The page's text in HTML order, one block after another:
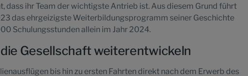
dass ihr Team der wichtigste Antrieb ist. Aus diesem Grund führt
das ehrgeizigste Weiterbildungsprogramm seiner Geschichte
Schulungsstunden allein im Jahr 2024.
Gesellschaft weiterentwickeln
bis hin zu ersten Fahrten direkt nach dem Erwerb des